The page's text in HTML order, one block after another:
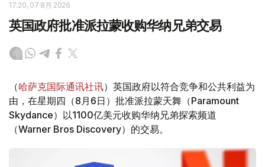
17:20, 07 8月 2026
英国政府批准派拉蒙收购华纳兄弟交易
（哈萨克国际通讯社讯）英国政府以符合竞争和公共利益为
由，在星期四（8月6日）批准派拉蒙天舞（Paramount
Skydance）以1100亿美元收购华纳兄弟探索频道
（Warner Bros Discovery）的交易。